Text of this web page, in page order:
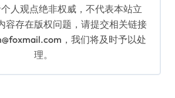
人观点绝非权威，不代表本站立
容存在版权问题，请提交相关链接
，我们将及时予以处
理。